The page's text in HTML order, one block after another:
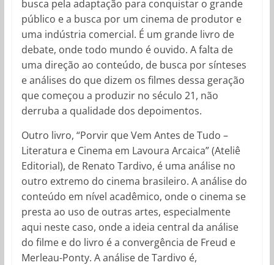
busca pela adaptação para conquistar o grande
público e a busca por um cinema de produtor e
uma indústria comercial. É um grande livro de
debate, onde todo mundo é ouvido. A falta de
uma direção ao conteúdo, de busca por sínteses
e análises do que dizem os filmes dessa geração
que começou a produzir no século 21, não
derruba a qualidade dos depoimentos.
Outro livro, “Porvir que Vem Antes de Tudo –
Literatura e Cinema em Lavoura Arcaica” (Ateliê
Editorial), de Renato Tardivo, é uma análise no
outro extremo do cinema brasileiro. A análise do
conteúdo em nível acadêmico, onde o cinema se
presta ao uso de outras artes, especialmente
aqui neste caso, onde a ideia central da análise
do filme e do livro é a convergência de Freud e
Merleau-Ponty. A análise de Tardivo é,